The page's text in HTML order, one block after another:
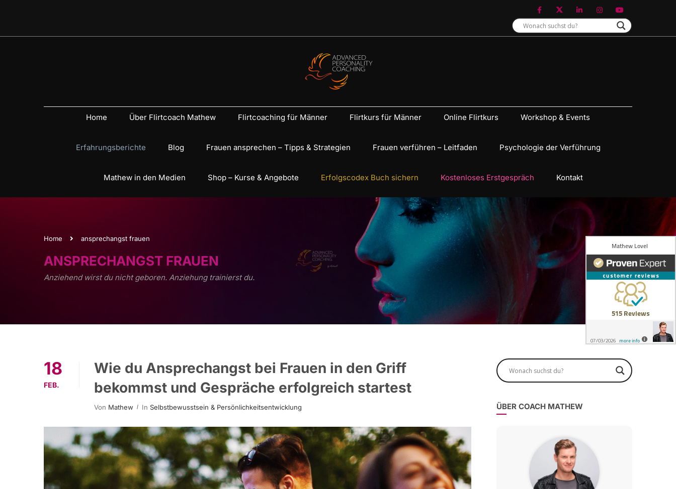
Home Über Flirtcoach Mathew Flirtcoaching für Männer Flirtkurs für Männer Online Flirtkurs Workshop & Events
Erfahrungsberichte Blog Frauen ansprechen – Tipps & Strategien Frauen verführen – Leitfaden Psychologie der Verführung
Mathew in den Medien Shop – Kurse & Angebote Erfolgscodex Buch sichern Kostenloses Erstgespräch Kontakt
Home ansprechangst frauen
ANSPRECHANGST FRAUEN
Anziehend wirst du nicht geboren. Anziehung trainierst du.
18
FEB.
Wie du Ansprechangst bei Frauen in den Griff
bekommst und Gespräche erfolgreich startest
Von Mathew In Selbstbewusstsein & Persönlichkeitsentwicklung ÜBER COACH MATHEW